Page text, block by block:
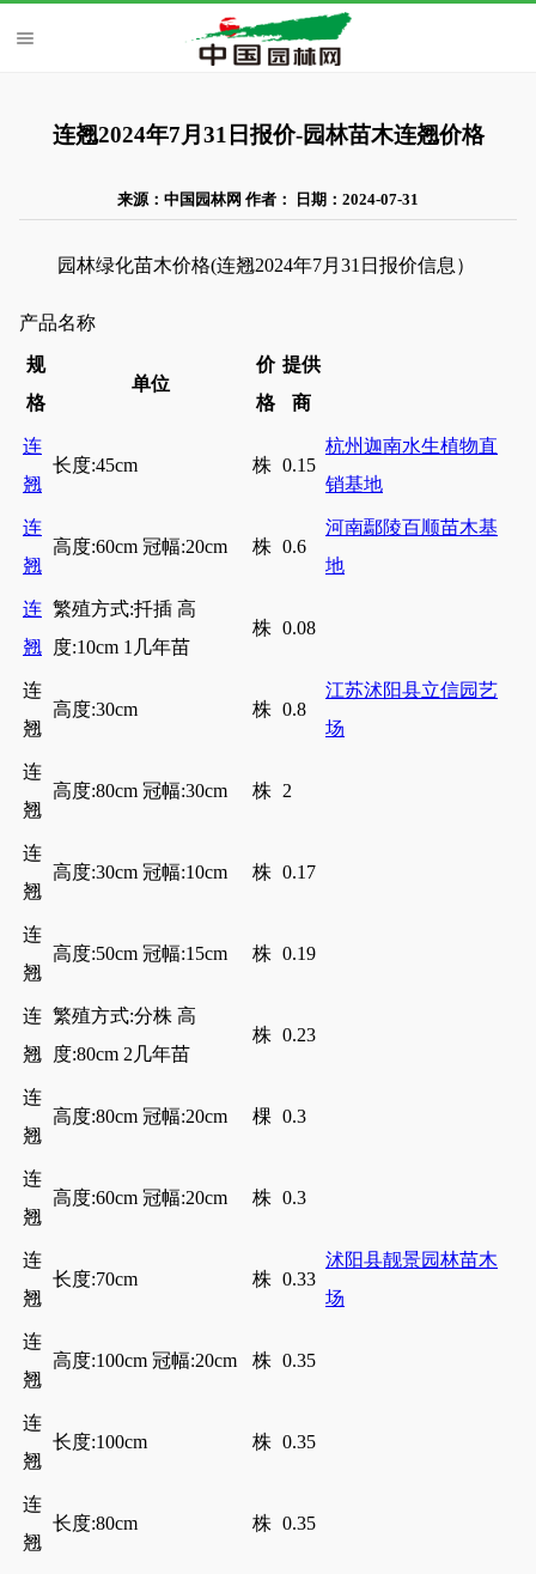
连翘2024年7月31日报价-园林苗木连翘价格
来源：中国园林网 作者： 日期：2024-07-31
园林绿化苗木价格(连翘2024年7月31日报价信息）
产品名称
规
格
单位
价
格
提供
商
连
翘
长度:45cm 株 0.15
杭州迦南水生植物直
销基地
连
翘
高度:60cm 冠幅:20cm 株 0.6
河南鄢陵百顺苗木基
地
连
翘
繁殖方式:扦插 高
度:10cm 1几年苗
株 0.08
江苏沭阳县立信园艺
场
连
翘
高度:30cm 株 0.8
连
翘
高度:80cm 冠幅:30cm 株 2
连
翘
高度:30cm 冠幅:10cm 株 0.17
沭阳县靓景园林苗木
场
连
翘
高度:50cm 冠幅:15cm 株 0.19
连
翘
繁殖方式:分株 高
度:80cm 2几年苗
株 0.23
连
翘
高度:80cm 冠幅:20cm 棵 0.3
连
翘
高度:60cm 冠幅:20cm 株 0.3
连
翘
长度:70cm 株 0.33
连
翘
高度:100cm 冠幅:20cm 株 0.35
连
翘
长度:100cm 株 0.35
连
翘
长度:80cm 株 0.35